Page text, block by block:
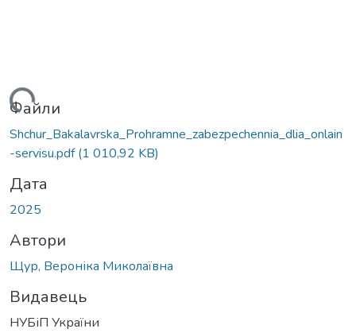
Файли
Shchur_Bakalavrska_Prohramne_zabezpechennia_dlia_onlain
-servisu.pdf(1 010,92 KB)
Дата
2025
Автори
Щур, Вероніка Миколаївна
Видавець
НУБіП України